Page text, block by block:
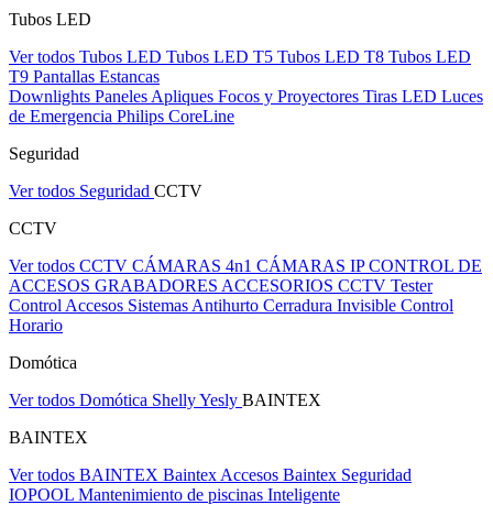
Tubos LED
Ver todos Tubos LED Tubos LED T5 Tubos LED T8 Tubos LED
T9 Pantallas Estancas
Downlights Paneles Apliques Focos y Proyectores Tiras LED Luces
de Emergencia Philips CoreLine
Seguridad
Ver todos Seguridad CCTV
CCTV
Ver todos CCTV CÁMARAS 4n1 CÁMARAS IPCONTROL DE
ACCESOS GRABADORES ACCESORIOS CCTV Tester
Control Accesos Sistemas Antihurto Cerradura Invisible Control
Horario
Domótica
Ver todos Domótica ShellyYesly BAINTEX
BAINTEX
Ver todos BAINTEX Baintex Accesos Baintex Seguridad
IOPOOL Mantenimiento de piscinas Inteligente